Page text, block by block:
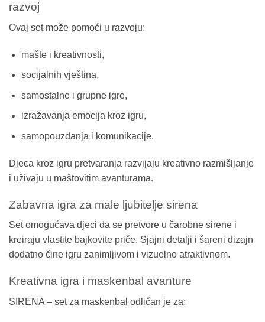
razvoj
Ovaj set može pomoći u razvoju:
mašte i kreativnosti,
socijalnih vještina,
samostalne i grupne igre,
izražavanja emocija kroz igru,
samopouzdanja i komunikacije.
Djeca kroz igru pretvaranja razvijaju kreativno razmišljanje
i uživaju u maštovitim avanturama.
Zabavna igra za male ljubitelje sirena
Set omogućava djeci da se pretvore u čarobne sirene i
kreiraju vlastite bajkovite priče. Sjajni detalji i šareni dizajn
dodatno čine igru zanimljivom i vizuelno atraktivnom.
Kreativna igra i maskenbal avanture
SIRENA – set za maskenbal odličan je za: